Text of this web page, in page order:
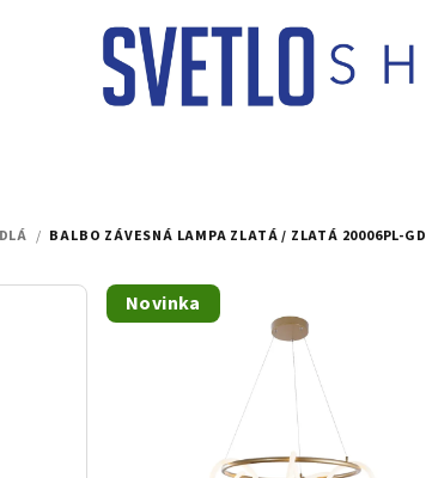
/ BALBO ZÁVESNÁ LAMPA ZLATÁ / ZLATÁ 20006PL-GD
Novinka